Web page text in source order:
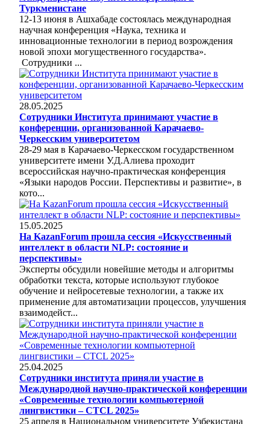
Туркменистане
12-13 июня в Ашхабаде состоялась международная
научная конференция «Наука, техника и
инновационные технологии в период возрождения
новой эпохи могущественного государства».
Сотрудники ...
28.05.2025
Сотрудники Института принимают участие в
конференции, организованной Карачаево-
Черкесским университетом
28-29 мая в Карачаево-Черкесском государственном
университете имени У.Д.Алиева проходит
всероссийская научно-практическая конференция
«Языки народов России. Перспективы и развитие», в
кото...
15.05.2025
На KazanForum прошла сессия «Искусственный
интеллект в области NLP: состояние и
перспективы»
Эксперты обсудили новейшие методы и алгоритмы
обработки текста, которые используют глубокое
обучение и нейросетевые технологии, а также их
применение для автоматизации процессов, улучшения
взаимодейст...
25.04.2025
Сотрудники института приняли участие в
Международной научно-практической конференции
«Современные технологии компьютерной
лингвистики – CTCL 2025»
25 апреля в Национальном университете Узбекистана